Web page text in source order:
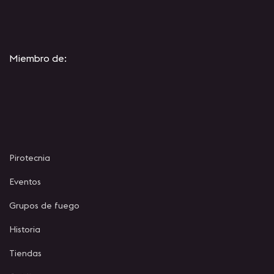
Miembro de:
Pirotecnia
Eventos
Grupos de fuego
Historia
Tiendas